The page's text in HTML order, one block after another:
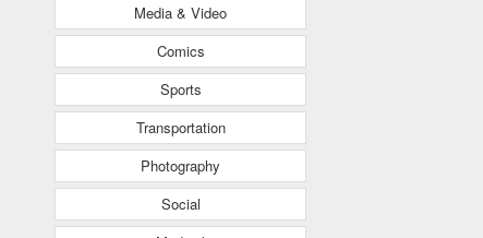
Media & Video
Comics
Sports
Transportation
Photography
Social